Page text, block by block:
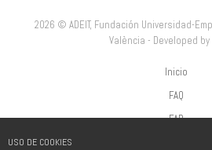
USO DE COOKIES
2026 © ADEIT, Fundación Universidad-
València - Developed by
Inicio
FAQ
FAP